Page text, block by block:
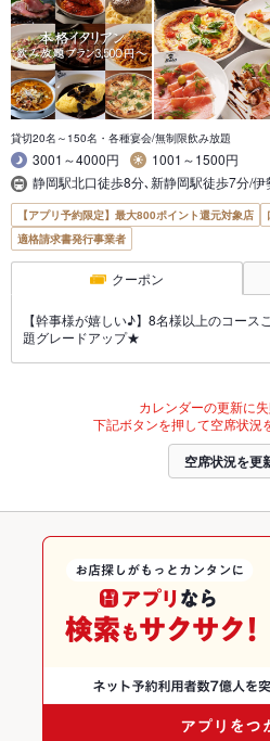
貸切20名～150名・各種宴会/無制限飲み放題
3001～4000円
1001～1500円
静岡駅北口徒歩8分､新静岡駅徒歩7分/
【アプリ予約限定】最大800ポイント還元対象店
適格請求書発行事業者
クーポン
【幹事様が嬉しい♪】8名様以上のコース
題グレードアップ★
カレンダーの更新に失
下記ボタンを押して空席状況
空席状況を更